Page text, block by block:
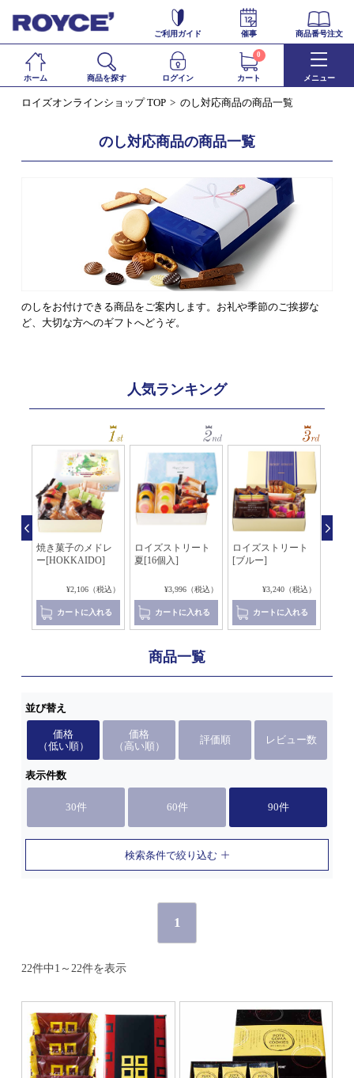
ご利用ガイド 催事 商品番号注文
ホーム 商品を探す ログイン カート
0
メニュー
ロイズオンラインショップ TOP のし対応商品の商品一覧
のし対応商品の商品一覧
のしをお付けできる商品をご案内します。お礼や季節のご挨拶な
ど、大切な方へのギフトへどうぞ。
人気ランキング
焼き菓子のメドレ
ー[HOKKAIDO]
¥2,106（税込）
カートに入れる
ロイズストリート
夏[16個入]
¥3,996（税込）
カートに入れる
ロイズストリート
[ブルー]
¥3,240（税込）
カートに入れる
商品一覧
並び替え
価格
（低い順）
価格
（高い順）
評価順 レビュー数
表示件数
30件 60件 90件
検索条件で絞り込む
1
22件中1～22件を表示